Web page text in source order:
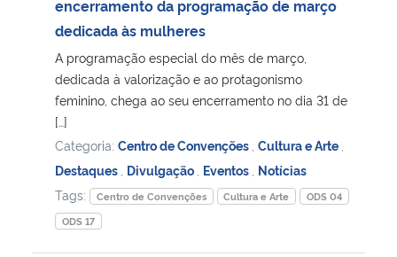
encerramento da programação de março
dedicada às mulheres
A programação especial do mês de março,
dedicada à valorização e ao protagonismo
feminino, chega ao seu encerramento no dia 31 de
[…]
Categoria: Centro de Convenções Cultura e Arte
Destaques Divulgação Eventos Notícias
Tags:
Centro de Convenções Cultura e Arte
ODS 04
ODS 17